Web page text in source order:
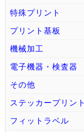
特殊プリント
プリント基板
機械加工
電子機器・検査器
その他
ステッカープリント
フィットラベル